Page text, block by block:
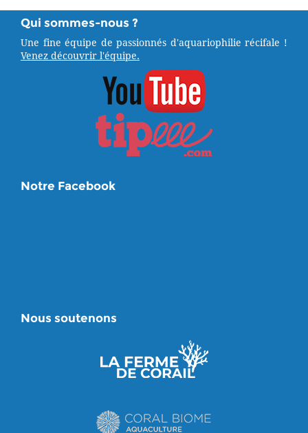
Qui sommes-nous ?
Une fine équipe de passionnés d'aquariophilie récifale !
Venez découvrir l'équipe.
Notre Facebook
Nous soutenons